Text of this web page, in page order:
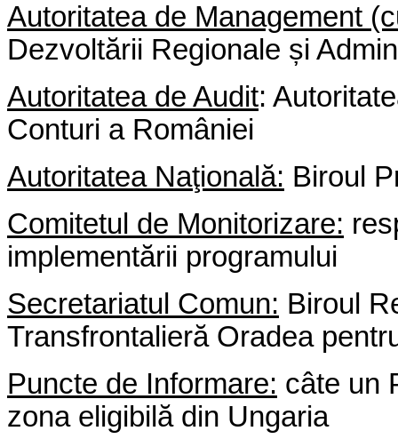
Autoritatea de Management
Dezvoltării Regionale și
Autoritatea de Audit:
Conturi a României
Autoritatea Naţională: Biroul
Comitetul de Monitorizare:
implementării programului
Secretariatul Comun: Biroul
Transfrontalieră Oradea
Puncte de Informare: câte un
zona eligibilă din Ungaria